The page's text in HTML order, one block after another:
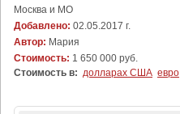
Москва и МО
Добавлено: 02.05.2017 г.
Автор: Мария
Стоимость: 1 650 000 руб.
Стоимость в: долларах США евро